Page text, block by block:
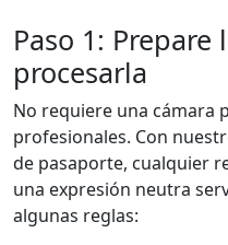
Paso 1:
procesarla
No requiere una cámara
profesionales. Con
de pasaporte, cualquier
una expresión neutra
algunas reglas: